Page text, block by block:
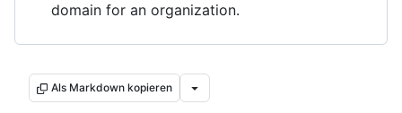
domain for an organization.
Als Markdown kopieren